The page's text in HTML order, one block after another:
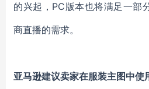
的兴起，PC版本也将满足一部
商直播的需求。
亚马逊建议卖家在服装主图中使